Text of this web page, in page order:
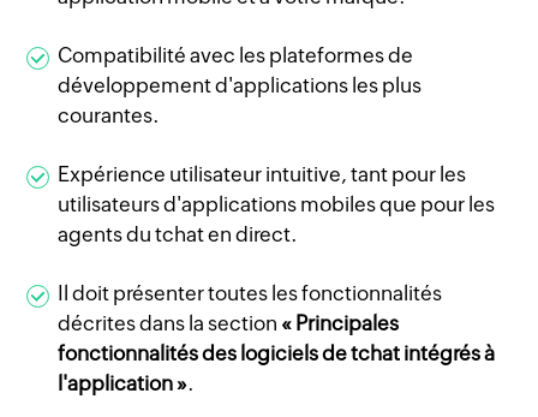
Compatibilité avec les plateformes de
développement d'applications les plus
courantes.
Expérience utilisateur intuitive, tant pour les
utilisateurs d'applications mobiles que pour les
agents du tchat en direct.
Il doit présenter toutes les fonctionnalités
décrites dans la section « Principales
fonctionnalités des logiciels de tchat intégrés à
l'application ».